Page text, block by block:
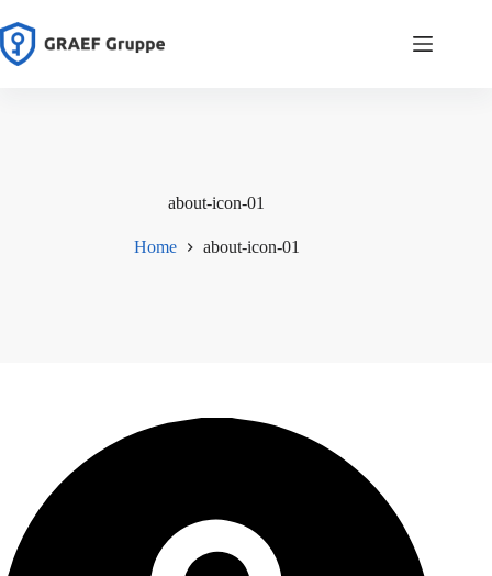
Inhalt
springen
about-icon-01
Home about-icon-01